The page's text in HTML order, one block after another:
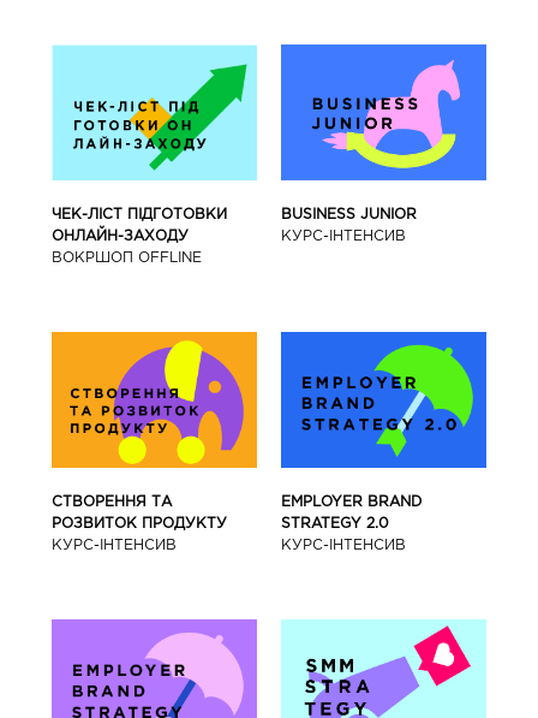
ЧЕК-ЛІСТ ПІДГОТОВКИ
ОНЛАЙН-ЗАХОДУ
ВОКРШОП OFFLINE
BUSINESS JUNIOR
КУРС-IНТЕНСИВ
СТВОРЕННЯ ТА
РОЗВИТОК ПРОДУКТУ
КУРС-IНТЕНСИВ
EMPLOYER BRAND
STRATEGY 2.0
КУРС-IНТЕНСИВ